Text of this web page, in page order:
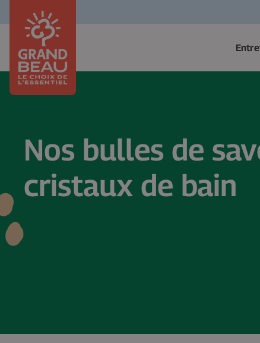
Nos bulles de
cristaux de bain